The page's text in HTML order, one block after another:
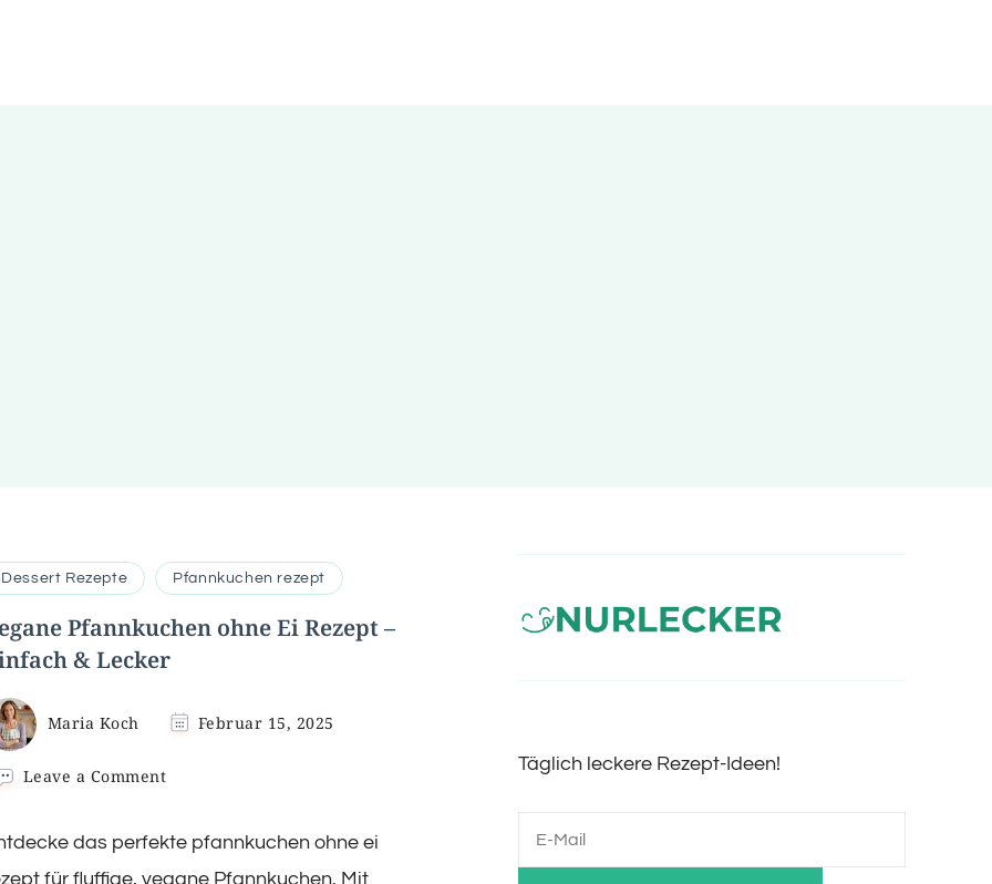
Dessert Rezepte Pfannkuchen rezept​
Pfannkuchen ohne Ei Rezept –
& Lecker
Maria Koch Februar 15, 2025
Leave a Commenton
ohne
das perfekte pfannkuchen ohne ei
für fluffige, vegane Pfannkuchen. Mit
Täglich leckere Rezept-Ideen!